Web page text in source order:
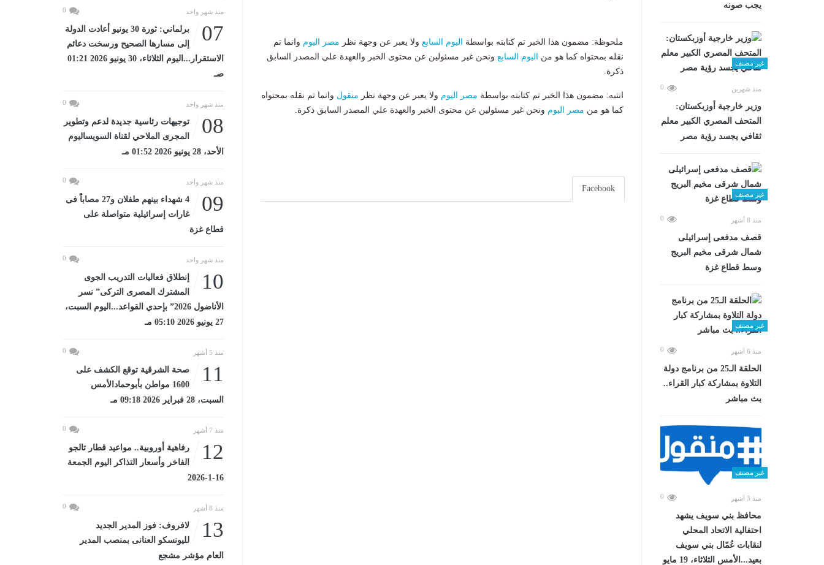
يجب صونه
غير مصنف
منذ شهرين 0
وزير خارجية أوزبكستان:
المتحف المصري الكبير معلم
ثقافي يجسد رؤية مصر
غير مصنف
منذ 8 أشهر 0
قصف مدفعى إسرائيلى
شمال شرقى مخيم البريج
وسط قطاع غزة
غير مصنف
منذ 6 أشهر 0
الحلقة الـ25 من برنامج دولة
التلاوة بمشاركة كبار القراء..
بث مباشر
غير مصنف
منذ 3 أشهر 0
محافظ بني سويف يشهد
احتفالية الاتحاد المحلي
لنقابات عُمّال بني سويف
بعيد...الأمس الثلاثاء، 19 مايو
ملحوظة: مضمون هذا الخبر تم كتابته بواسطة اليوم السابع ولا يعبر عن وجهة نظر مصر اليوم وانما تم
نقله بمحتواه كما هو من
اليوم السابع ونحن غير مسئولين عن محتوى الخبر والعهدة علي المصدر السابق
ذكرة.
انتبه: مضمون هذا الخبر تم كتابته بواسطة مصر اليوم ولا يعبر عن وجهة نظر منقول وانما تم نقله بمحتواه
كما هو من مصر اليوم ونحن غير مسئولين عن محتوى الخبر والعهدة علي المصدر السابق ذكرة.
Facebook
منذ شهر واحد 0
07
برلماني: ثورة 30 يونيو أعادت الدولة
إلى مسارها الصحيح ورسخت دعائم
الاستقرار...اليوم الثلاثاء، 30 يونيو 2026 01:21
صـ
منذ شهر واحد 0
08
توجيهات رئاسية جديدة لدعم وتطوير
المجرى الملاحي لقناة السويساليوم
الأحد، 28 يونيو 2026 01:52 مـ
منذ شهر واحد 0
09
4 شهداء بينهم طفلان و27 مصاباً فى
غارات إسرائيلية متواصلة على
قطاع غزة
منذ شهر واحد 0
10
إنطلاق فعاليات التدريب الجوى
المشترك المصرى التركى” نسر
الأناضول 2026” بإحدي القواعد...اليوم السبت،
27 يونيو 2026 05:10 مـ
منذ 5 أشهر 0
11
صحة الشرقية توقع الكشف على
1600 مواطن بأبوحمادالأمس
السبت، 28 فبراير 2026 09:18 مـ
منذ 7 أشهر 0
12
رفاهية أوروبية.. مواعيد قطار تالجو
الفاخر وأسعار التذاكر اليوم الجمعة
16-1-2026
منذ 8 أشهر 0
13
لافروف: فوز المدير الجديد
لليونسكو العنانى بمنصب المدير
العام مؤشر مشجع